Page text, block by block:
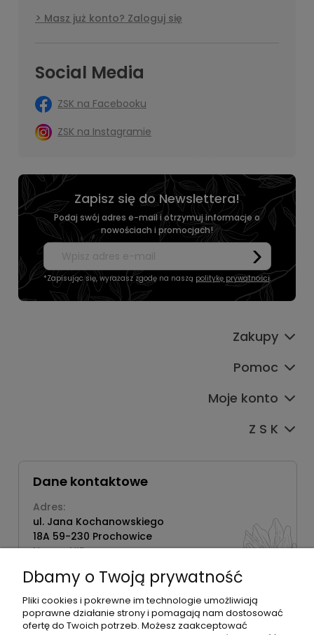
Masz już konto? Zaloguj się
Social Media
ZSK na Facebooku
ZSK na Instagramie
Zapisz się do Newslettera!
Podaj swój adres e-mail i otrzymuj informacje o
nowościach i promocjach!
*Zapisując się, wyrażasz zgodę na naszą politykę prywatności.
Zakupy
Pomoc
Moje konto
Z S K
Dane kontaktowe
Adres:
ul. Jana Kochanowskiego
18A 59-230 Prochowice
Numer NIP:
Telefon:
518358020
Dbamy o Twoją prywatność
Pliki cookies i pokrewne im technologie umożliwiają
poprawne działanie strony i pomagają nam dostosować
ofertę do Twoich potrzeb. Możesz zaakceptować